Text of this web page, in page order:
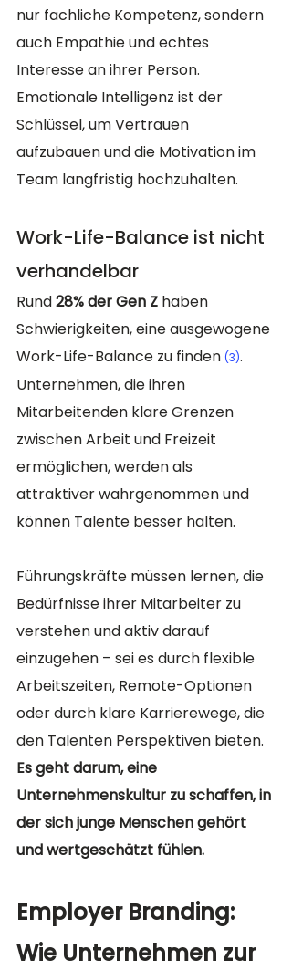
nur fachliche Kompetenz, sondern
auch Empathie und echtes
Interesse an ihrer Person.
Emotionale Intelligenz ist der
Schlüssel, um Vertrauen
aufzubauen und die Motivation im
Team langfristig hochzuhalten.
Work-Life-Balance ist nicht
verhandelbar
Rund 28% der Gen Z haben
Schwierigkeiten, eine ausgewogene
Work-Life-Balance zu finden​ (3).
Unternehmen, die ihren
Mitarbeitenden klare Grenzen
zwischen Arbeit und Freizeit
ermöglichen, werden als
attraktiver wahrgenommen und
können Talente besser halten.
Führungskräfte müssen lernen, die
Bedürfnisse ihrer Mitarbeiter zu
verstehen und aktiv darauf
einzugehen – sei es durch flexible
Arbeitszeiten, Remote-Optionen
oder durch klare Karrierewege, die
den Talenten Perspektiven bieten.
Es geht darum, eine
Unternehmenskultur zu schaffen, in
der sich junge Menschen gehört
und wertgeschätzt fühlen.
Employer Branding:
Wie Unternehmen zur